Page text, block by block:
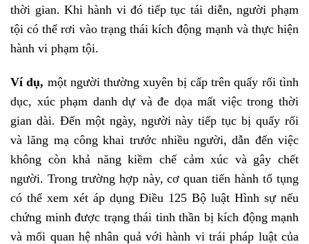
thời gian. Khi hành vi đó tiếp tục tái diễn, người phạm
tội có thể rơi vào trạng thái kích động mạnh và thực hiện
hành vi phạm tội.
Ví dụ, một người thường xuyên bị cấp trên quấy rối tình
dục, xúc phạm danh dự và đe dọa mất việc trong thời
gian dài. Đến một ngày, người này tiếp tục bị quấy rối
và lăng mạ công khai trước nhiều người, dẫn đến việc
không còn khả năng kiềm chế cảm xúc và gây chết
người. Trong trường hợp này, cơ quan tiến hành tố tụng
có thể xem xét áp dụng Điều 125 Bộ luật Hình sự nếu
chứng minh được trạng thái tinh thần bị kích động mạnh
và mối quan hệ nhân quả với hành vi trái pháp luật của